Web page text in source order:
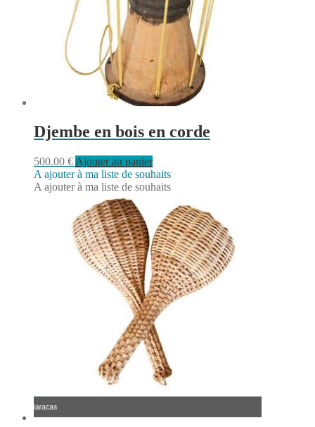
Djembe en bois en corde
500.00 € Ajouter au panier
A ajouter à ma liste de souhaits
A ajouter à ma liste de souhaits